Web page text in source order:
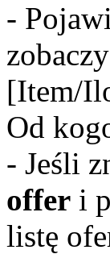
-
[Item/
Od
- Jeśli
offer i
listę